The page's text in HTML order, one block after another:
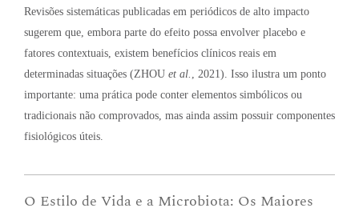
Revisões sistemáticas publicadas em periódicos de alto impacto
sugerem que, embora parte do efeito possa envolver placebo e
fatores contextuais, existem benefícios clínicos reais em
determinadas situações (ZHOU et al. , 2021). Isso ilustra um ponto
importante: uma prática pode conter elementos simbólicos ou
tradicionais não comprovados, mas ainda assim possuir componentes
fisiológicos úteis.
O Estilo de Vida e a Microbiota: Os Maiores